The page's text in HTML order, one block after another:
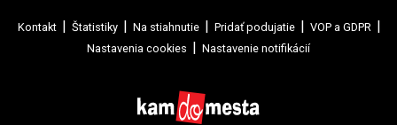
Kontakt Štatistiky Na stiahnutie Pridať podujatie
VOP a GDPR
Nastavenia cookies
Nastavenie notifikácií